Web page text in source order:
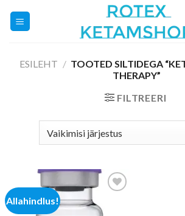
ESILEHT / TOOTED SILTIDEGA
THERAPY”
FILTREERI
Allahindlus!